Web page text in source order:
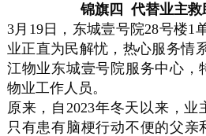
锦旗四 代替业主救
3月19日，东城壹号院28号楼1
业正直为民解忧，热心服务情
江物业东城壹号院服务中心，
物业工作人员。
原来，自2023年冬天以来，
只有患有脑梗行动不便的父亲